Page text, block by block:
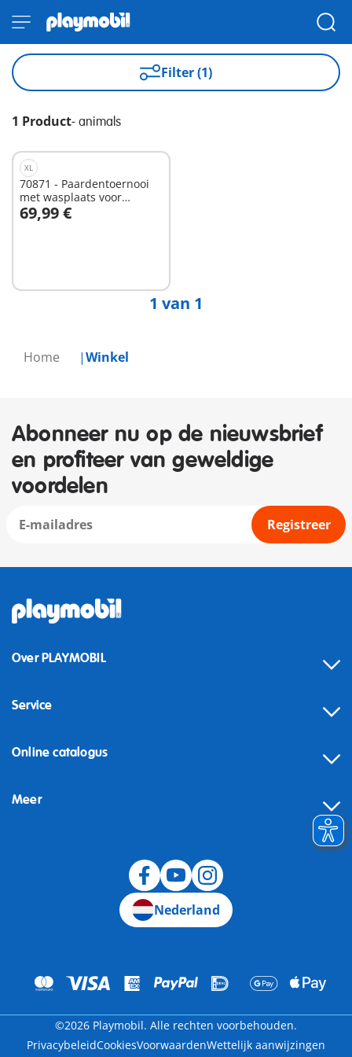
Home Winkel
Filter (1)
1 Product- animals
XL
70871 - Paardentoernooi
met wasplaats voor
paarden
69,99 €
In winkelwagen
1 van 1
Abonneer nu op de nieuwsbrief
en profiteer van geweldige
voordelen
Registreer
Over PLAYMOBIL
Service
Online catalogus
Meer
Nederland
©2026 Playmobil. Alle rechten voorbehouden.
PrivacybeleidCookiesVoorwaardenWettelijk aanwijzingen